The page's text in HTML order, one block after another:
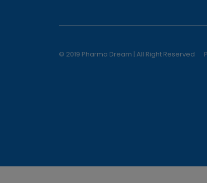
© 2019 Pharma Dream | All Right Reserved